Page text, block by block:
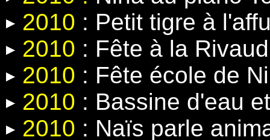
2010 : Petit tigre à
2010 : Fête à la
2010 : Fête école de
2010 : Bassine d'eau
2010 : Naïs parle